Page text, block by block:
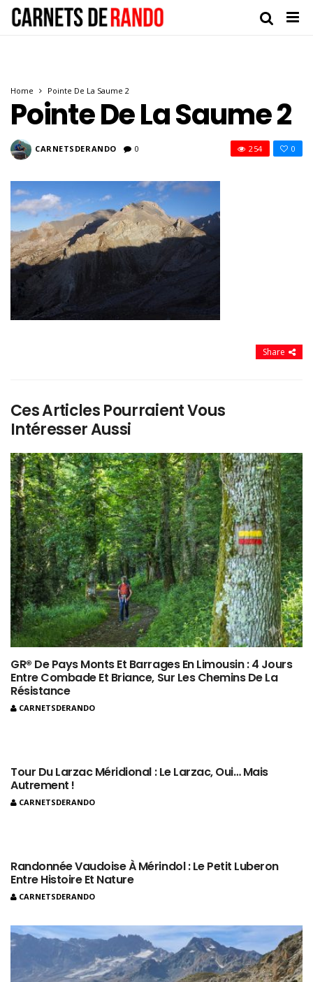
Home Pointe De La Saume 2
Pointe De La Saume 2
CARNETSDERANDO 0 0
254
Share
Ces Articles Pourraient Vous
Intéresser Aussi
GR® De Pays Monts Et Barrages En Limousin : 4 Jours
Entre Combade Et Briance, Sur Les Chemins De La
Résistance
CARNETSDERANDO
Tour Du Larzac Méridional : Le Larzac, Oui… Mais
Autrement !
CARNETSDERANDO
Randonnée Vaudoise À Mérindol : Le Petit Luberon
Entre Histoire Et Nature
CARNETSDERANDO